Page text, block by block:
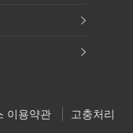
이용약관
고충처리